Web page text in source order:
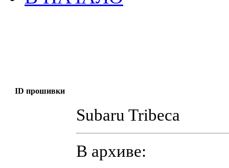
ID прошивки
Subaru Tribeca
В архиве: